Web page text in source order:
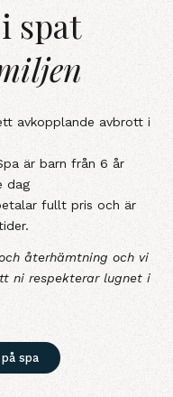
spat
avkopplande avbrott i
är barn från 6 år
dag
fullt pris och är
återhämtning och vi
ni respekterar lugnet i
spa